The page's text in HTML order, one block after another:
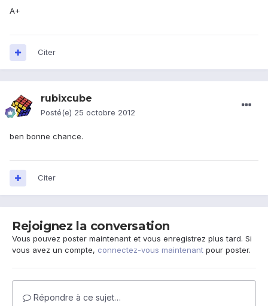
A+
Citer
rubixcube
Posté(e) 25 octobre 2012
ben bonne chance.
Citer
Rejoignez la conversation
Vous pouvez poster maintenant et vous enregistrez plus tard. Si
vous avez un compte, connectez-vous maintenant pour poster.
Répondre à ce sujet…